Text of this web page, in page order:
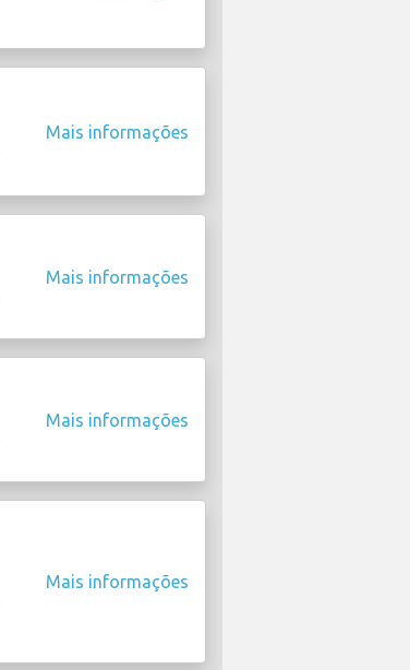
Mais informações
Mais informações
Mais informações
Mais informações